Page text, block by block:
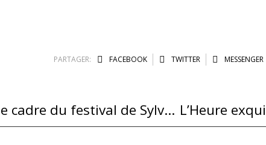
PARTAGER: FACEBOOK TWITTER MESSENGER
Concert Myrias Trio dans le cadre du festival de Sylvanès